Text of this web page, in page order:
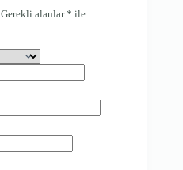
Gerekli alanlar* ile